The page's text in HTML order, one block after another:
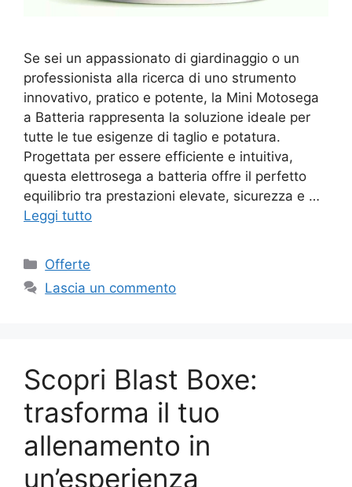
Se sei un appassionato di giardinaggio o un
professionista alla ricerca di uno strumento
innovativo, pratico e potente, la Mini Motosega
a Batteria rappresenta la soluzione ideale per
tutte le tue esigenze di taglio e potatura.
Progettata per essere efficiente e intuitiva,
questa elettrosega a batteria offre il perfetto
equilibrio tra prestazioni elevate, sicurezza e …
Leggi tutto
Categorie
Offerte
Lascia un commento
Scopri Blast Boxe:
trasforma il tuo
allenamento in
un’esperienza